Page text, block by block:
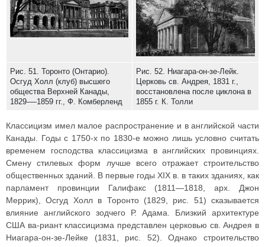
Рис. 51. Торонто (Онтарио).
Осгуд Холл (клуб) высшего
общества Верхней Канады,
1829-—1859 гг., Ф. Комберленд
Рис. 52. Ниагара-он-зе-Лейк.
Церковь св. Андрея, 1831 г.,
восстановлена после циклона в
1855 г. К. Толли
Классицизм имел малое распространение и в английской части
Канады. Годы с 1750-х по 1830-е можно лишь условно считать
временем господства классицизма в английских провинциях.
Смену стилевых форм лучше всего отражает строительство
общественных зданий. В первые годы XIX в. в таких зданиях, как
парламент провинции Галифакс (1811—1818, арх. Джон
Меррик), Осгуд Холл в Торонто (1829, рис. 51) сказывается
влияние английского зодчего Р. Адама. Близкий архитектуре
США ва-риант классицизма представлен церковью св. Андрея в
Ниагара-он-зе-Лейке (1831, рис. 52). Однако строительство